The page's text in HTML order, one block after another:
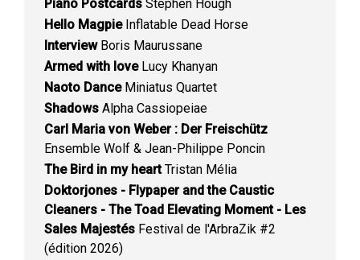
Piano Postcards Stephen Hough
Hello MagpieInflatable Dead Horse
InterviewBoris Maurussane
Armed with loveLucy Khanyan
Naoto DanceMiniatus Quartet
Shadows Alpha Cassiopeiae
Carl Maria von Weber : Der Freischütz
Ensemble Wolf & Jean-Philippe Poncin
The Bird in my heartTristan Mélia
Doktorjones - Flypaper and the Caustic
Cleaners - The Toad Elevating Moment - Les
Sales Majestés Festival de l'ArbraZik #2
(édition 2026)